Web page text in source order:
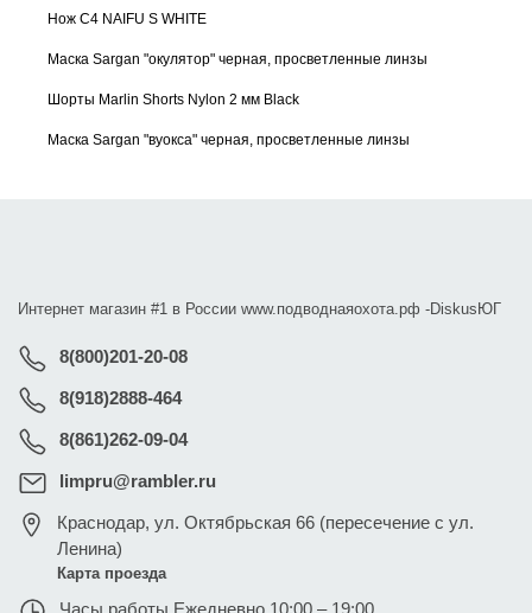
Нож С4 NAIFU S WHITE
Маска Sargan "окулятор" черная, просветленные линзы
Шорты Marlin Shorts Nylon 2 мм Black
Маска Sargan "вуокса" черная, просветленные линзы
Интернет магазин #1 в России www.подводнаяохота.рф -DiskusЮГ
8(800)201-20-08
8(918)2888-464
8(861)262-09-04
limpru@rambler.ru
Краснодар,ул. Октябрьская 66 (пересечение с ул.
Ленина)
Карта проезда